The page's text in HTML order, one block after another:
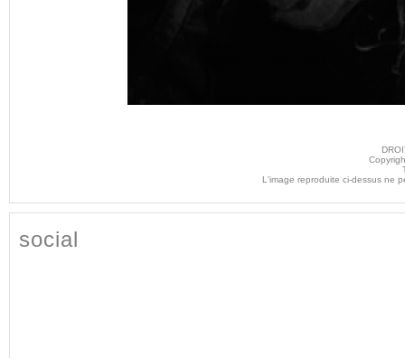
L'image reproduite ci-dessus ne
social